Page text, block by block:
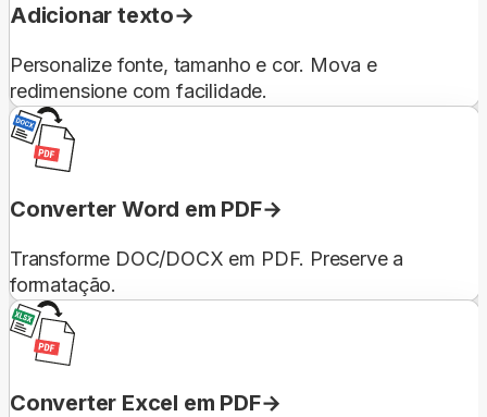
Adicionar texto
Personalize fonte, tamanho e cor. Mova e
redimensione com facilidade.
Converter Word em PDF
Transforme DOC/DOCX em PDF. Preserve a
formatação.
Converter Excel em PDF